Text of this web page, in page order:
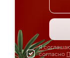
Я
согласно